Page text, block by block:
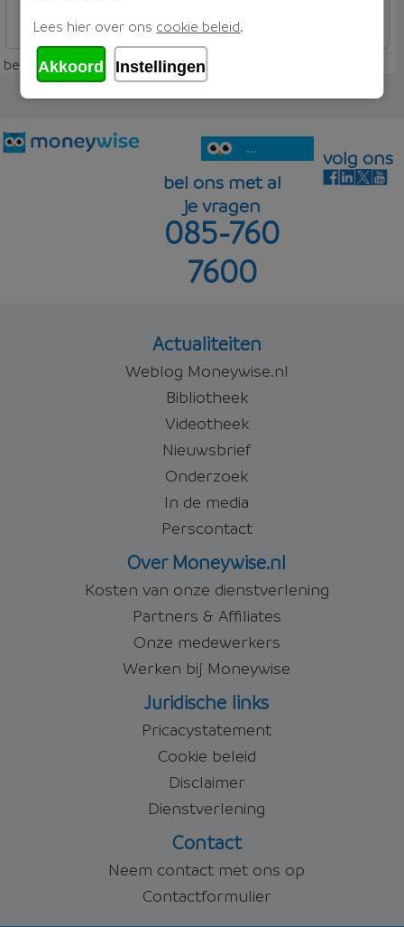
Offerte aanvragen
beleggen
5,45%
Offerte aanvragen
OBVION Hypotheken
Woon Hypotheek
beleggen
5,92%
beleggen - 30 jaar rentevast - 90% woningwaarde
...
bel ons met al
je vragen
085-760
7600
volg ons
Actualiteiten
Weblog Moneywise.nl
Bibliotheek
Videotheek
Nieuwsbrief
Onderzoek
In de media
Perscontact
Over Moneywise.nl
Kosten van onze dienstverlening
Partners & Affiliates
Onze medewerkers
Werken bij Moneywise
Juridische links
Pricacystatement
Cookie beleid
Disclaimer
Dienstverlening
Contact
Neem contact met ons op
Contactformulier
Lees hier over ons cookie beleid.
Akkoord Instellingen